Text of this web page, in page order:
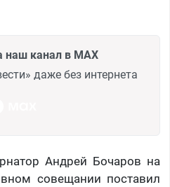
наш канал в MAX
даже без интернета
Андрей Бочаров на
совещании поставил